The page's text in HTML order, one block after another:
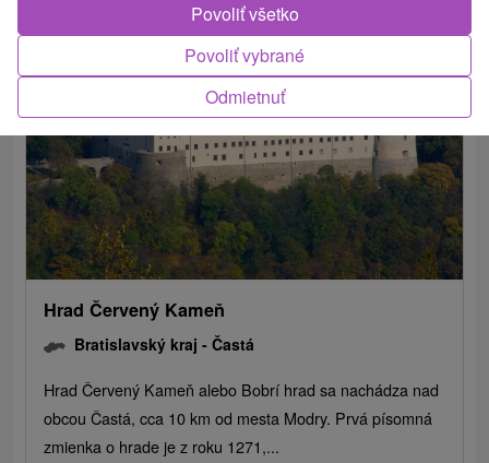
Hrad Červený Kameň
Bratislavský kraj -Častá
Hrad Červený Kameň alebo Bobrí hrad sa nachádza nad
obcou Častá, cca 10 km od mesta Modry. Prvá písomná
zmienka o hrade je z roku 1271,...
Odmietnuť
Povoliť vybrané
Povoliť všetko